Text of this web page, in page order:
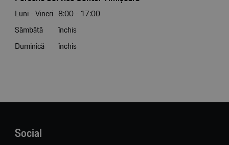
Luni - Vineri 8:00 - 17:00
Sâmbătă
închis
Duminică
închis
Social